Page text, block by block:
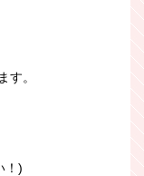
す。
！)